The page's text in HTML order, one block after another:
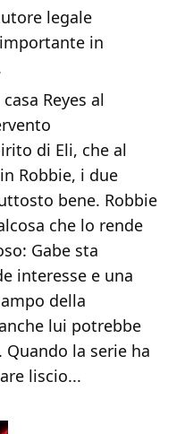
legale
in
Reyes al
di Eli, che al
Robbie, i due
bene. Robbie
che lo rende
Gabe sta
interesse e una
della
lui potrebbe
la serie ha
liscio...